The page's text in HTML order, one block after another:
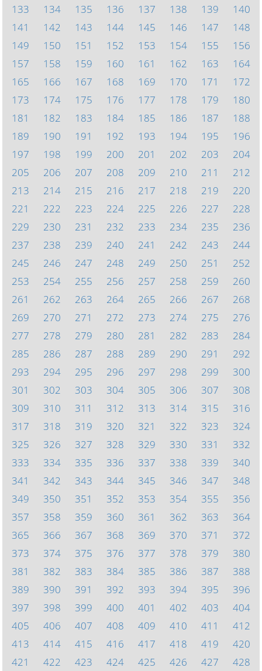
133
134 135 136 137 138 139
140
141
142 143 144 145 146 147
148
149
150 151 152 153 154 155
156
157
158 159 160 161 162 163
164
165
166 167 168 169 170 171
172
173
174 175 176 177 178 179
180
181
182 183 184 185 186 187
188
189
190 191 192 193 194 195
196
197
198 199 200 201 202 203
204
205
206 207 208 209 210 211
212
213
214 215 216 217 218 219
220
221
222 223 224 225 226 227
228
229
230 231 232 233 234 235
236
237
238 239 240 241 242 243
244
245
246 247 248 249 250 251
252
253
254 255 256 257 258 259
260
261
262 263 264 265 266 267
268
269
270 271 272 273 274 275
276
277
278 279 280 281 282 283
284
285
286 287 288 289 290 291
292
293
294 295 296 297 298 299
300
301
302 303 304 305 306 307
308
309
310 311 312 313 314 315
316
317
318 319 320 321 322 323
324
325
326 327 328 329 330 331
332
333
334 335 336 337 338 339
340
341
342 343 344 345 346 347
348
349
350 351 352 353 354 355
356
357
358 359 360 361 362 363
364
365
366 367 368 369 370 371
372
373
374 375 376 377 378 379
380
381
382 383 384 385 386 387
388
389
390 391 392 393 394 395
396
397
398 399 400 401 402 403
404
405
406 407 408 409 410 411
412
413
414 415 416 417 418 419
420
421
422 423 424 425 426 427 428